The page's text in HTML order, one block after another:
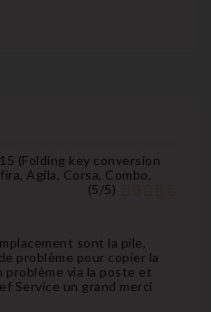
(Folding key conversion
Agila, Corsa, Combo,
(5/5)
sont la pile,
problème pour copier la
problème via la poste et
Service un grand merci